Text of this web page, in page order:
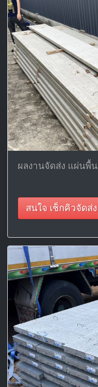
ผลงานจัดส่ง แผ่นพื้น
สนใจ เช็กคิวจัดส่ง